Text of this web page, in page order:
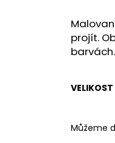
z
5
hvězdiček.
projít.
barvách.
Můžeme
SLUNEČNICE